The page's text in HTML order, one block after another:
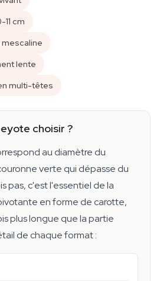
11 cm
lente
multi-têtes
choisir ?
au diamètre du
verte qui dépasse du
pas, c'est l'essentiel de la
en forme de carotte,
plus longue que la partie
de chaque format :